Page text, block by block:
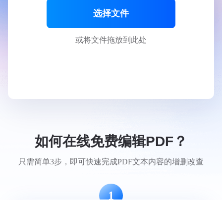
选择文件
或将文件拖放到此处
如何在线免费编辑PDF？
只需简单3步，即可快速完成PDF文本内容的增删改查
1